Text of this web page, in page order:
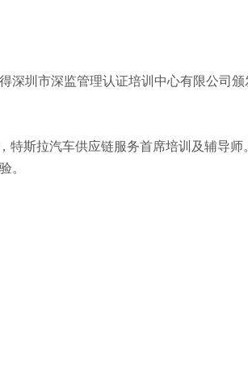
深圳市深监管理认证培训中心有限公司
斯拉汽车供应链服务首席培训及辅导师
。